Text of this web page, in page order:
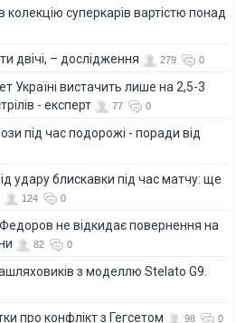
суперкарів вартістю понад
двічі, – дослідження 279 0
Україні вистачить лише на 2,5-3
- експерт
77 0
під час подорожі - поради від
удару блискавки під час матчу: ще
124 0
Федоров не відкидає повернення на
82 0
з моделлю Stelato G9.
про конфлікт з Гегсетом 98 0